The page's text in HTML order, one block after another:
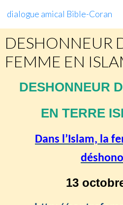
dialogue amical Bible-Coran
DESHONNEUR
FEMME EN
DESHONNEUR
EN TERRE
Dans l’Islam, la
13